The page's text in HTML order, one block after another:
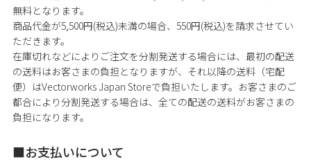
無料となります。
商品代金が5,500円(税込)未満の場合、550円(税込)を請求させてい
ただきます。
在庫切れなどによりご注文を分割発送する場合には、最初の配送
の送料はお客さまの負担となりますが、それ以降の送料（宅配
便）はVectorworks Japan Storeで負担いたします。お客さまのご
都合により分割発送する場合は、全ての配送の送料がお客さまの
負担になります。
お支払いについて